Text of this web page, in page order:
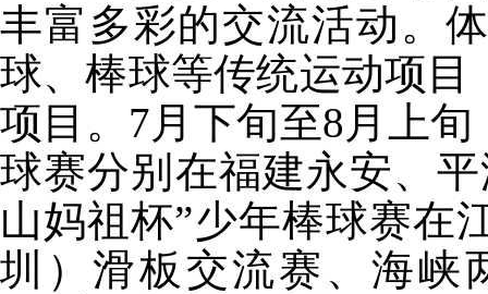
丰富多彩的交流活动。
球、棒球等传统运动项
项目。7月下旬至8月上
球赛分别在福建永安、
山妈祖杯”少年棒球赛在
圳）滑板交流赛、海峡